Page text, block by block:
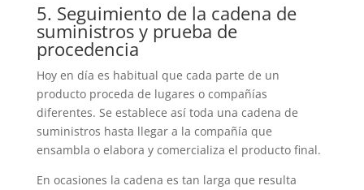
5. Seguimiento de la cadena de
suministros y prueba de
procedencia
Hoy en día es habitual que cada parte de un
producto proceda de lugares o compañías
diferentes. Se establece así toda una cadena de
suministros hasta llegar a la compañía que
ensambla o elabora y comercializa el producto final.
En ocasiones la cadena es tan larga que resulta